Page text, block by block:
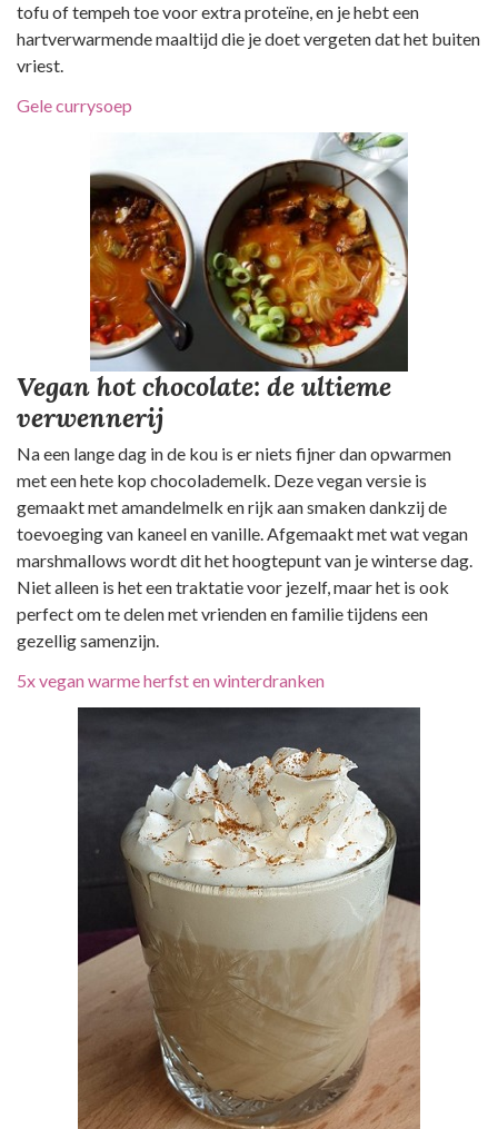
tofu of tempeh toe voor extra proteïne, en je hebt een
hartverwarmende maaltijd die je doet vergeten dat het buiten
vriest.
Gele currysoep
Vegan hot chocolate: de ultieme
verwennerij
Na een lange dag in de kou is er niets fijner dan opwarmen
met een hete kop chocolademelk. Deze vegan versie is
gemaakt met amandelmelk en rijk aan smaken dankzij de
toevoeging van kaneel en vanille. Afgemaakt met wat vegan
marshmallows wordt dit het hoogtepunt van je winterse dag.
Niet alleen is het een traktatie voor jezelf, maar het is ook
perfect om te delen met vrienden en familie tijdens een
gezellig samenzijn.
5x vegan warme herfst en winterdranken